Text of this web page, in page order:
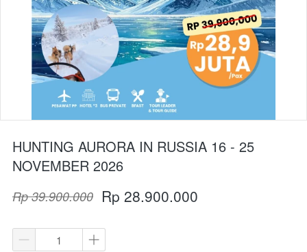
HUNTING AURORA IN RUSSIA 16 - 25
NOVEMBER 2026
Rp 39.900.000 Rp 28.900.000